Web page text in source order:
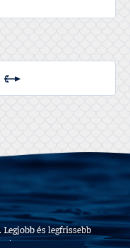
és legfrissebb